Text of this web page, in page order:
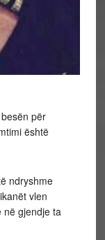
për
është
ndryshme
vlen
në gjendje ta